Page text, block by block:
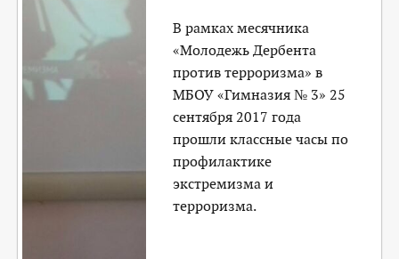
В рамках месячника
«Молодежь Дербента
против терроризма» в
МБОУ «Гимназия № 3» 25
сентября 2017 года
прошли классные часы по
профилактике
экстремизма и
терроризма.